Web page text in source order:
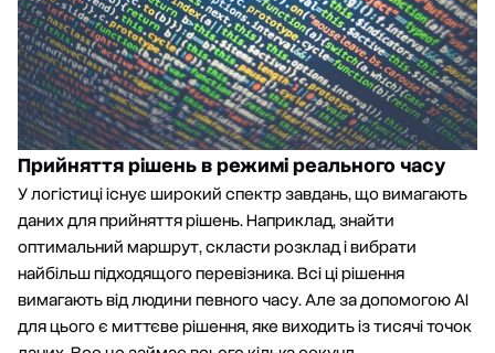
Прийняття рішень в режимі реального часу
У логістиці існує широкий спектр завдань, що вимагають
даних для прийняття рішень. Наприклад, знайти
оптимальний маршрут, скласти розклад і вибрати
найбільш підходящого перевізника. Всі ці рішення
вимагають від людини певного часу. Але за допомогою АІ
для цього є миттєве рішення, яке виходить із тисячі точок